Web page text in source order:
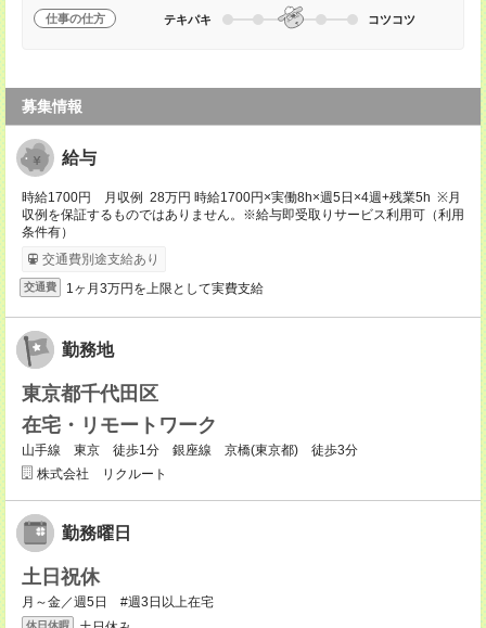
仕事の仕方 テキパキ コツコツ
募集情報
給与
時給1700円 月収例 28万円 時給1700円×実働8h×週5日×4週+残業5h ※月
収例を保証するものではありません。※給与即受取りサービス利用可（利用
条件有）
交通費別途支給あり
交通費 1ヶ月3万円を上限として実費支給
勤務地
東京都千代田区
在宅・リモートワーク
山手線 東京 徒歩1分 銀座線 京橋(東京都) 徒歩3分
株式会社 リクルート
勤務曜日
土日祝休
月～金／週5日 #週3日以上在宅
休日休暇